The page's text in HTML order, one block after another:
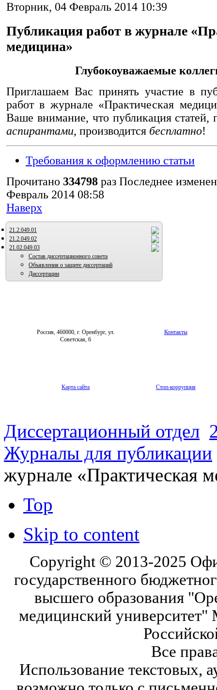
Вторник, 04 Февраль 2014 10:39
Публикация работ в журнале
медицина»
Глубокоуважаемые
Приглашаем Вас принять участие в
работ в журнале «Практическая
Ваше внимание, что публикация статей,
аспирантами, производится бесплатно!
Требования к оформлению статьи
Прочитано 334798 раз Последнее
Февраль 2014 08:58
Наверх
21.2.049.01
21.2.049.02
21.02.049.03
Состав диссертационного совета
Объявления о защите диссертаций
Диссертации
Россия, 460000, г. Оренбург, ул.
Советская, 6
Контакты
Карта сайта Стоп-коррупция
Диссертационный отдел
Журналы для публикации
журнале «Практическая
Top
Skip to content
Copyright © 2013-2025
государственного
высшего образования
медицинский университет"
Все
Использование текстовых,